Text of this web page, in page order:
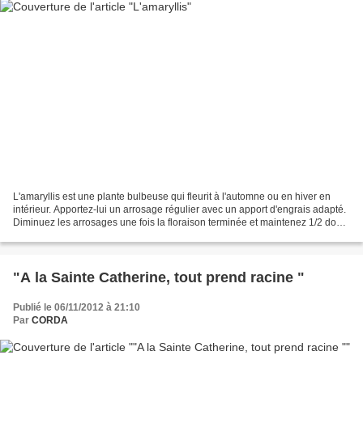
L'amaryllis est une plante bulbeuse qui fleurit à l'automne ou en hiver en
intérieur. Apportez-lui un arrosage régulier avec un apport d'engrais adapté.
Diminuez les arrosages une fois la floraison terminée et maintenez 1/2 dose
"A la Sainte Catherine, tout prend racine "
Publié le 06/11/2012 à 21:10
Par CORDA